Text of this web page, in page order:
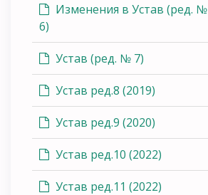
Изменения в Устав (ред. №
6)
Устав (ред. № 7)
Устав ред.8 (2019)
Устав ред.9 (2020)
Устав ред.10 (2022)
Устав ред.11 (2022)